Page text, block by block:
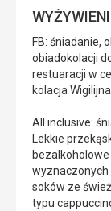
FB: śniadanie,
obiadokolacji
restuaracji w
kolacja
All inclusive:
Lekkie
wyznaczonych
soków ze
typu